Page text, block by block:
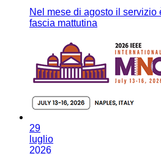
Nel mese di agosto il servizio
fascia mattutina
29
luglio
2026